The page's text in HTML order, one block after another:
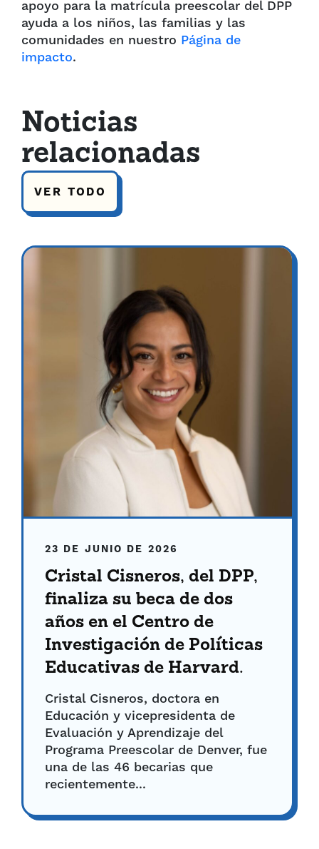
apoyo para la matrícula preescolar del DPP
ayuda a los niños, las familias y las
comunidades en nuestro Página de
impacto.
Noticias
relacionadas
VER TODO
23 DE JUNIO DE 2026
Cristal Cisneros, del DPP,
finaliza su beca de dos
años en el Centro de
Investigación de Políticas
Educativas de Harvard.
Cristal Cisneros, doctora en
Educación y vicepresidenta de
Evaluación y Aprendizaje del
Programa Preescolar de Denver, fue
una de las 46 becarias que
recientemente...